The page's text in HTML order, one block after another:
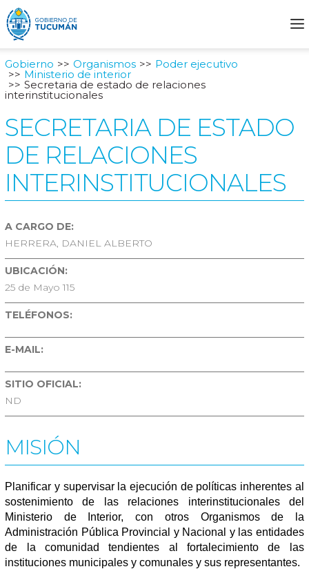
Gobierno Organismos Poder ejecutivo
Ministerio de interior
Secretaria de estado de relaciones
interinstitucionales
SECRETARIA DE ESTADO
DE RELACIONES
INTERINSTITUCIONALES
A CARGO DE:
HERRERA, DANIEL ALBERTO
UBICACIÓN:
25 de Mayo 115
TELÉFONOS:
E-MAIL:
SITIO OFICIAL:
ND
MISIÓN
Planificar y supervisar la ejecución de políticas inherentes al
sostenimiento de las relaciones interinstitucionales del
Ministerio de Interior, con otros Organismos de la
Administración Pública Provincial y Nacional y las entidades
de la comunidad tendientes al fortalecimiento de las
instituciones municipales y comunales y sus representantes.